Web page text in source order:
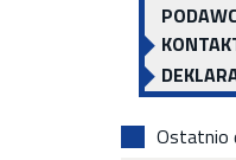
Ostatnio